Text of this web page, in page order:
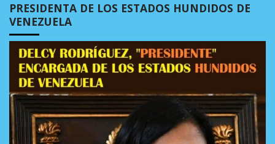
PRESIDENTA DE LOS ESTADOS HUNDIDOS DE
VENEZUELA